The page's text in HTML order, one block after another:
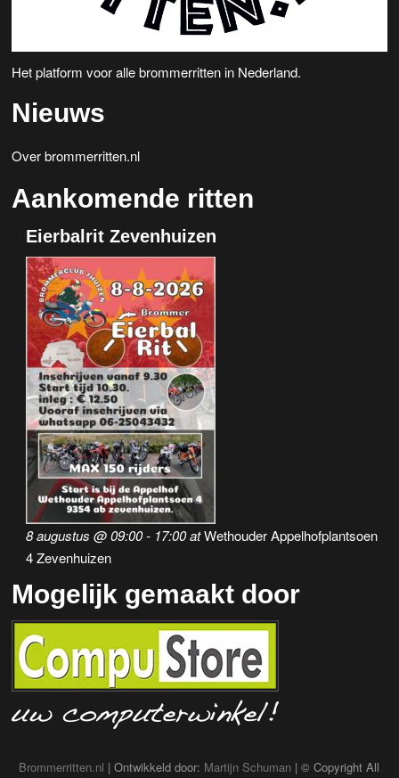
Het platform voor alle brommerritten in Nederland.
Nieuws
Over brommerritten.nl
Aankomende ritten
Eierbalrit Zevenhuizen
8 augustus @ 09:00- 17:00atWethouder Appelhofplantsoen
4 Zevenhuizen
Mogelijk gemaakt door
Brommerritten.nl | Ontwikkeld door: Martijn Schuman | © Copyright All